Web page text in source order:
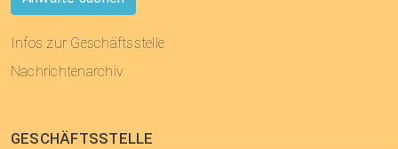
Infos zur Geschäftsstelle
Nachrichtenarchiv
GESCHÄFTSSTELLE